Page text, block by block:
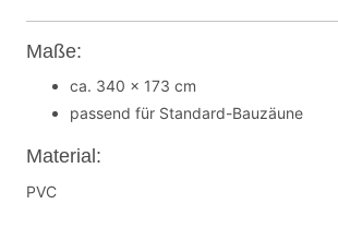
Maße:
ca. 340 x 173 cm
passend für Standard-Bauzäune
Material:
PVC